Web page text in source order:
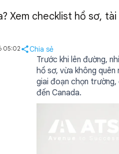
Xem checklist hồ sơ,
05:02 Chia sẻ
Trước khi lên đường,
hồ sơ, vừa không
giai đoạn chọn trường,
đến Canada.